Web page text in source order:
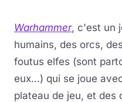
Warhammer, c'est un
humains, des orcs,
foutus elfes (sont
eux...) qui se joue
plateau de jeu, et des